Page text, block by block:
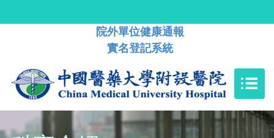
院外單位健康通報
實名登記系統